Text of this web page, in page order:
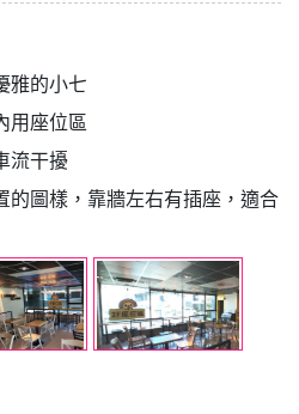
雅的小七
用座位區
流干擾
的圖樣，靠牆左右有插座，適合